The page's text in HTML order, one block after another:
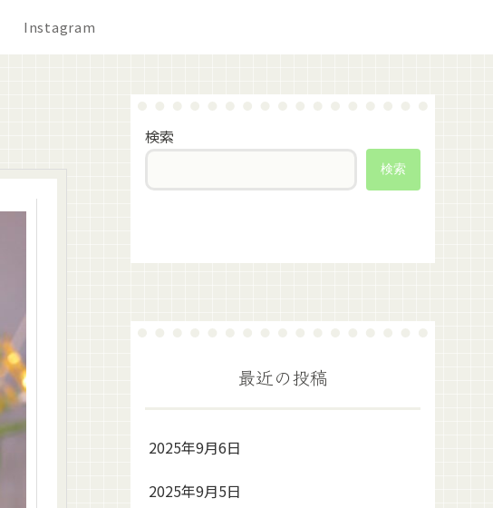
Instagram
検索
検索
最近の投稿
2025年9月6日
2025年9月5日